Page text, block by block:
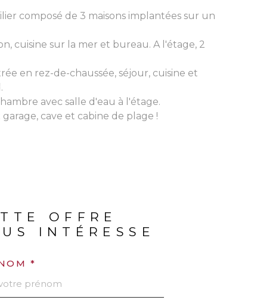
composé de 3 maisons implantées sur un
cuisine sur la mer et bureau. A l'étage, 2
en rez-de-chaussée, séjour, cuisine et
avec salle d'eau à l'étage.
cave et cabine de plage !
OFFRE
INTÉRESSE
*